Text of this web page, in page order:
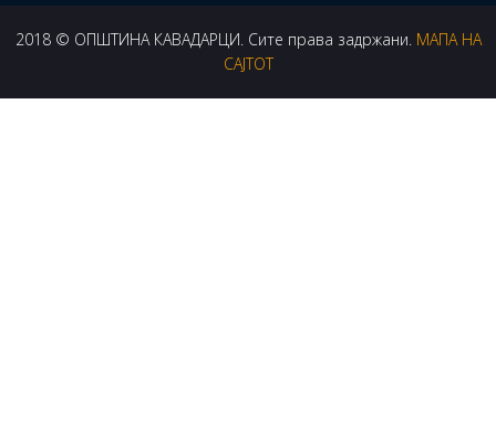
2018 © ОПШТИНА КАВАДАРЦИ. Сите права задржани. МАПА НА
САЈТОТ